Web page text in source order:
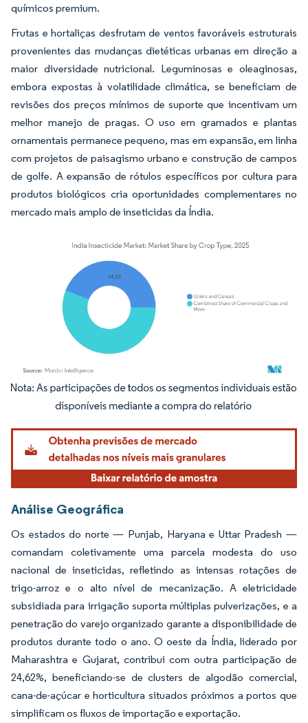
químicos premium.
Frutas e hortaliças desfrutam de ventos favoráveis estruturais
provenientes das mudanças dietéticas urbanas em direção a
maior diversidade nutricional. Leguminosas e oleaginosas,
embora expostas à volatilidade climática, se beneficiam de
revisões dos preços mínimos de suporte que incentivam um
melhor manejo de pragas. O uso em gramados e plantas
ornamentais permanece pequeno, mas em expansão, em linha
com projetos de paisagismo urbano e construção de campos
de golfe. A expansão de rótulos específicos por cultura para
produtos biológicos cria oportunidades complementares no
mercado mais amplo de inseticidas da Índia.
Imagem © Mordor Intelligence. O reuso requer atribuição conforme CC BY 4.0.
Análise Geográfica
Os estados do norte — Punjab, Haryana e Uttar Pradesh —
comandam coletivamente uma parcela modesta do uso
nacional de inseticidas, refletindo as intensas rotações de
trigo-arroz e o alto nível de mecanização. A eletricidade
subsidiada para irrigação suporta múltiplas pulverizações, e a
penetração do varejo organizado garante a disponibilidade de
produtos durante todo o ano. O oeste da Índia, liderado por
Maharashtra e Gujarat, contribui com outra participação de
24,62%, beneficiando-se de clusters de algodão comercial,
cana-de-açúcar e horticultura situados próximos a portos que
simplificam os fluxos de importação e exportação.